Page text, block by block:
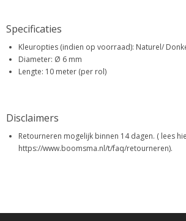
Specificaties
Kleuropties (indien op voorraad): Naturel/
Diameter: Ø 6 mm
Lengte: 10 meter (per rol)
Disclaimers
Retourneren mogelijk binnen 14 dagen. ( lees
https://www.boomsma.nl/t/faq/retourneren).